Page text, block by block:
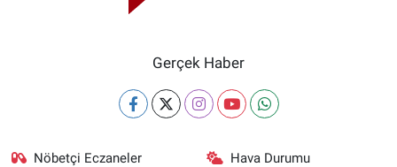
Gerçek Haber
Nöbetçi Eczaneler Hava Durumu